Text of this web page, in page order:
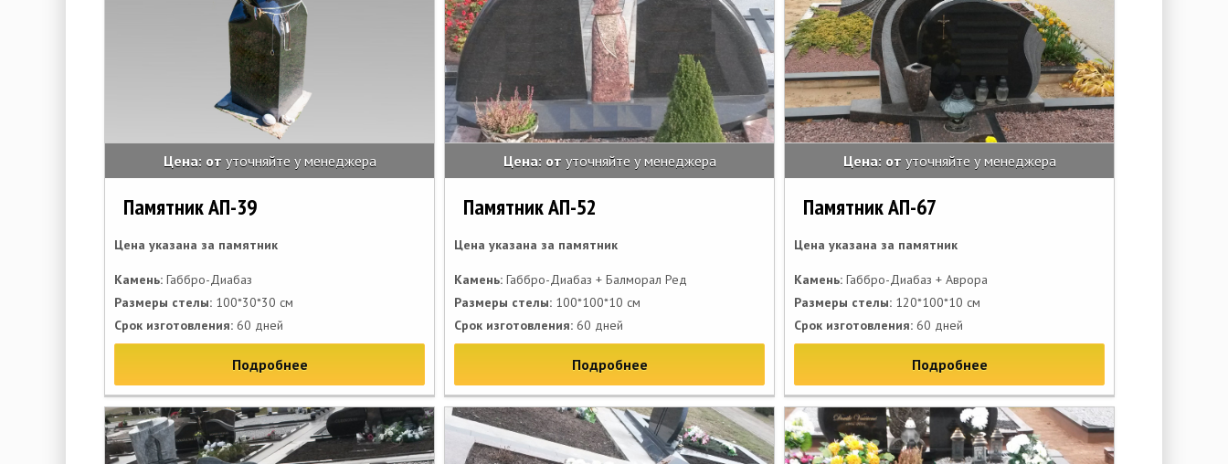
Цена: от уточняйте у менеджера
Памятник АП-39
Цена указана за памятник
Камень: Габбро-Диабаз
Размеры стелы: 100*30*30 см
Срок изготовления: 60 дней
Подробнее
Цена: от уточняйте у менеджера
Памятник АП-52
Цена указана за памятник
Камень: Габбро-Диабаз + Балморал Ред
Размеры стелы: 100*100*10 см
Срок изготовления: 60 дней
Подробнее
Цена: от уточняйте у менеджера
Памятник АП-67
Цена указана за памятник
Камень: Габбро-Диабаз + Аврора
Размеры стелы: 120*100*10 см
Срок изготовления: 60 дней
Подробнее